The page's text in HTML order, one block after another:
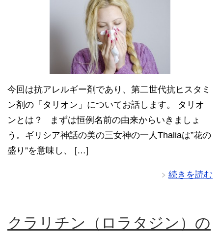
今回は抗アレルギー剤であり、第二世代抗ヒスタミ
ン剤の「タリオン」についてお話します。 タリオ
ンとは？ まずは恒例名前の由来からいきましょ
う。ギリシア神話の美の三女神の一人Thaliaは”花の
盛り”を意味し、 […]
続きを読む
クラリチン（ロラタジン）の